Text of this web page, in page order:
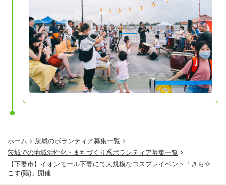
ホーム
茨城のボランティア募集一覧
茨城での地域活性化・まちづくり系ボランティア募集一覧
【下妻市】イオンモール下妻にて大規模なコスプレイベント「きら☆
こす(陽)」開催